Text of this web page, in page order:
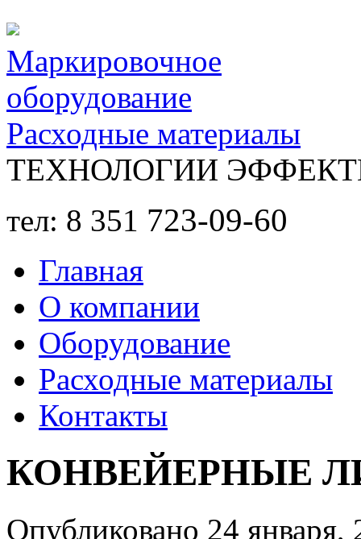
Маркировочное
оборудование
Расходные материалы
ТЕХНОЛОГИИ
тел: 8 351 723-09-60
Главная
О компании
Оборудование
Расходные материалы
Контакты
КОНВЕЙЕРНЫЕ
Опубликовано 24